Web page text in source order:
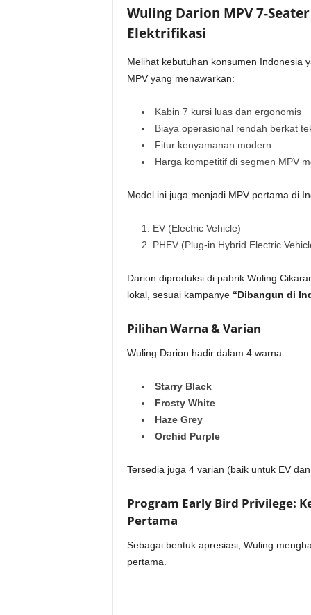
Wuling Darion MPV 7-
Elektrifikasi
Melihat kebutuhan konsumen Indonesia
MPV yang menawarkan:
Kabin 7 kursi luas dan ergonomis
Biaya operasional rendah berkat
Fitur kenyamanan modern
Harga kompetitif di segmen MPV
Model ini juga menjadi MPV pertama di
EV (Electric Vehicle)
PHEV (Plug-in Hybrid Electric
Darion diproduksi di pabrik Wuling
lokal, sesuai kampanye “Dibangun di
Pilihan Warna & Varian
Wuling Darion hadir dalam 4 warna:
Starry Black
Frosty White
Haze Grey
Orchid Purple
Tersedia juga 4 varian (baik untuk EV
Program Early Bird Privilege:
Pertama
Sebagai bentuk apresiasi, Wuling
pertama.